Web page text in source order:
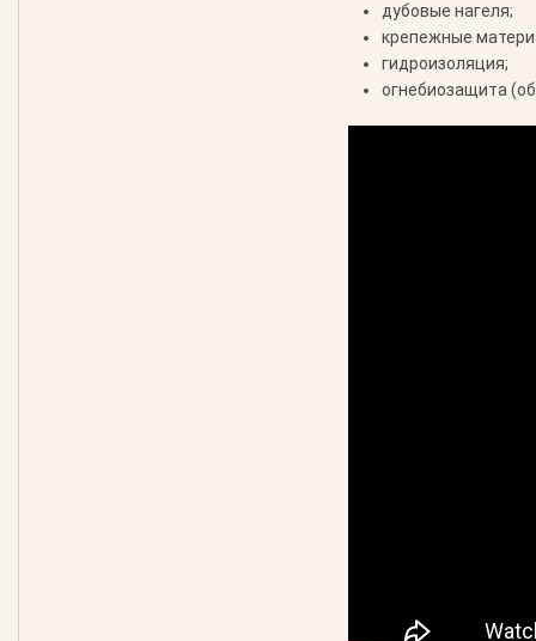
дубовые нагеля;
крепежные
гидроизоляция;
огнебиозащита